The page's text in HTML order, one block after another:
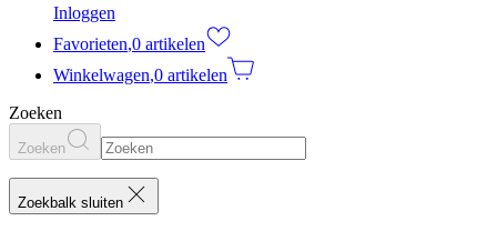
Inloggen
Favorieten,0 artikelen
Winkelwagen,0 artikelen
Zoeken
Zoeken
Zoekbalk sluiten